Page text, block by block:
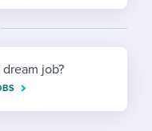
processes
experiences
resources
job?